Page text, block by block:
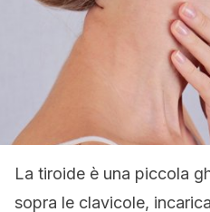
La tiroide è una piccola
sopra le clavicole,